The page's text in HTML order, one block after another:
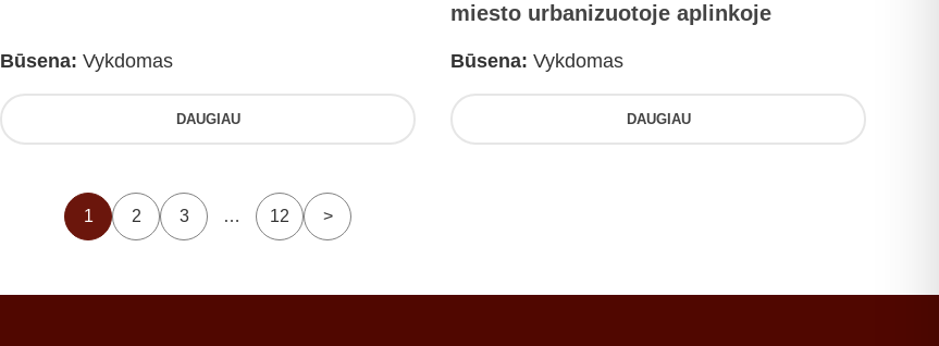
Būsena: Vykdomas
DAUGIAU
miesto urbanizuotoje aplinkoje
Būsena: Vykdomas
DAUGIAU
1 2 3 … 12 >